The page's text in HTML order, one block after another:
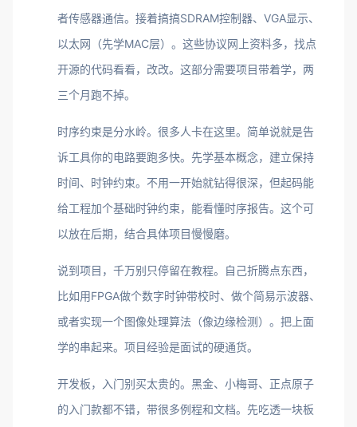
者传感器通信。接着搞搞SDRAM控制器、VGA显示、
以太网（先学MAC层）。这些协议网上资料多，找点
开源的代码看看，改改。这部分需要项目带着学，两
三个月跑不掉。
时序约束是分水岭。很多人卡在这里。简单说就是告
诉工具你的电路要跑多快。先学基本概念，建立保持
时间、时钟约束。不用一开始就钻得很深，但起码能
给工程加个基础时钟约束，能看懂时序报告。这个可
以放在后期，结合具体项目慢慢磨。
说到项目，千万别只停留在教程。自己折腾点东西，
比如用FPGA做个数字时钟带校时、做个简易示波器、
或者实现一个图像处理算法（像边缘检测）。把上面
学的串起来。项目经验是面试的硬通货。
开发板，入门别买太贵的。黑金、小梅哥、正点原子
的入门款都不错，带很多例程和文档。先吃透一块板